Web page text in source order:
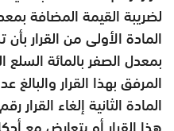
لضريبة القيمة المضافة
المادة الأولى من القرار
بمعدل الصفر بالمائة